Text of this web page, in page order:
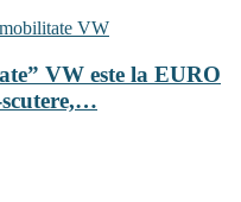
VW este la EURO